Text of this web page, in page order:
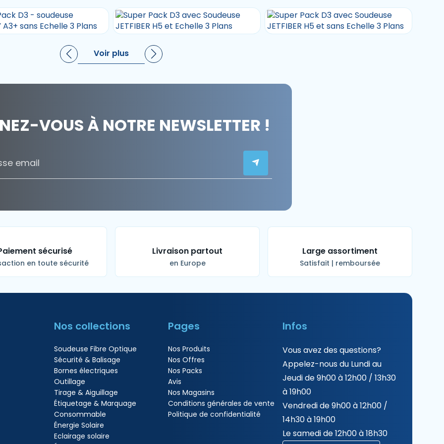
Voir plus
VOUS À NOTRE NEWSLETTER !
sécurisé
en toute sécurité
Livraison partout
en Europe
Large assortiment
Satisfait | remboursée
Nos collections
Soudeuse Fibre Optique
Sécurité & Balisage
Bornes électriques
Outillage
Tirage & Aiguillage
Étiquetage & Marquage
Consommable
Énergie Solaire
Eclairage solaire
Pages
Nos Produits
Nos Offres
Nos Packs
Avis
Nos Magasins
Conditions générales de vente
Politique de confidentialité
Infos
Vous avez des questions?
Appelez-nous du Lundi au
Jeudi de 9h00 à 12h00 / 13h30
à 19h00
Vendredi de 9h00 à 12h00 /
14h30 à 19h00
Le samedi de 12h00 à 18h30